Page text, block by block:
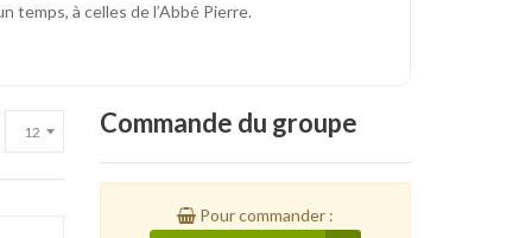
à celles de l’Abbé Pierre.
Commande du groupe
Pour commander :